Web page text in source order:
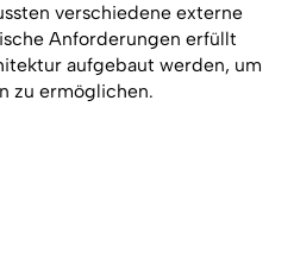
verschiedene externe
Anforderungen erfüllt
aufgebaut werden, um
zu ermöglichen.